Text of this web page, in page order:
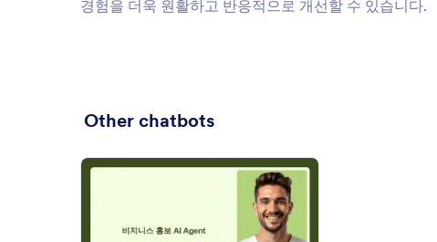
경험을 더욱 원활하고 반응적으로 개선할 수 있습니다.
Other chatbots